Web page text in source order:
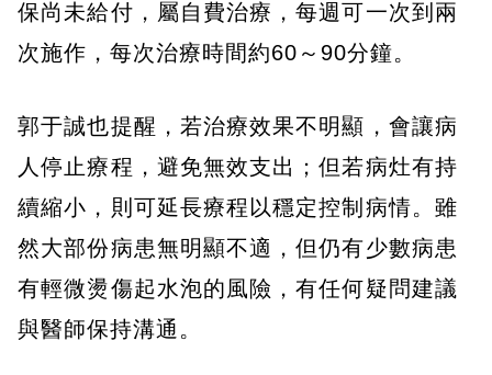
保尚未給付，屬自費治療，每週可一次到兩
次施作，每次治療時間約60～90分鐘。
郭于誠也提醒，若治療效果不明顯，會讓病
人停止療程，避免無效支出；但若病灶有持
續縮小，則可延長療程以穩定控制病情。雖
然大部份病患無明顯不適，但仍有少數病患
有輕微燙傷起水泡的風險，有任何疑問建議
與醫師保持溝通。